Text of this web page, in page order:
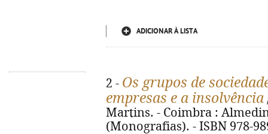
ADICIONAR À LISTA
2 - Os grupos de
empresas e a insolvência
Martins. - Coimbra :
(Monografias). - ISBN 978-